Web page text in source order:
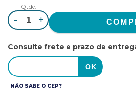
Qtde.
- +
Consulte frete e prazo de
NÃO SABE O CEP?